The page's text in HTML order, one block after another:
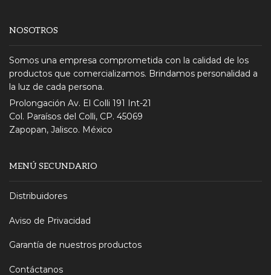
NOSOTROS
Somos una empresa comprometida con la calidad de los
productos que comercializamos. Brindamos personalidad a
la luz de cada persona.
Prolongación Av. El Colli 191 Int-21
Col. Paraísos del Colli, CP. 45069
Zapopan, Jalisco. México
MENÚ SECUNDARIO
Distribuidores
Aviso de Privacidad
Garantía de nuestros productos
Contáctanos